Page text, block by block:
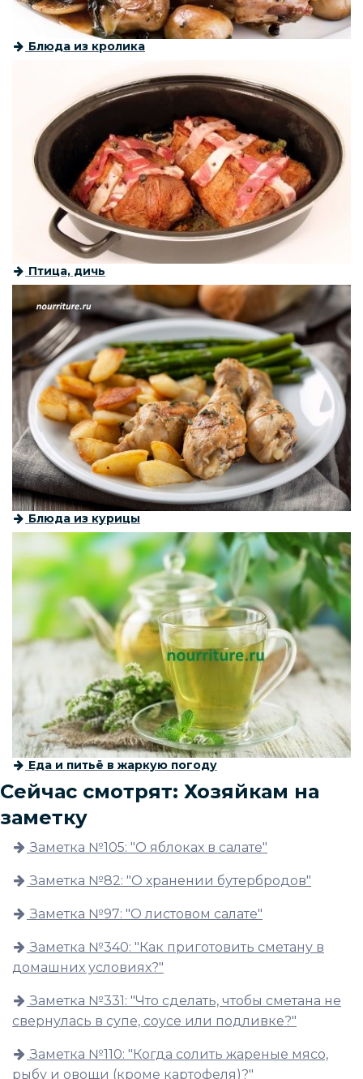
Блюда из кролика
Птица, дичь
Блюда из курицы
Еда и питьё в жаркую погоду
Сейчас смотрят: Хозяйкам на
заметку
Заметка №105: "О яблоках в салате"
Заметка №82: "О хранении бутербродов"
Заметка №97: "О листовом салате"
Заметка №340: "Как приготовить сметану в
домашних условиях?"
Заметка №331: "Что сделать, чтобы сметана не
свернулась в супе, соусе или подливке?"
Заметка №110: "Когда солить жареные мясо,
рыбу и овощи (кроме картофеля)?"